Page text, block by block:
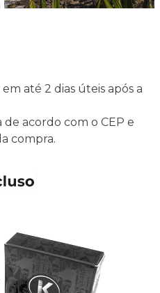
até 2 dias úteis após a
acordo com o CEP e
compra.